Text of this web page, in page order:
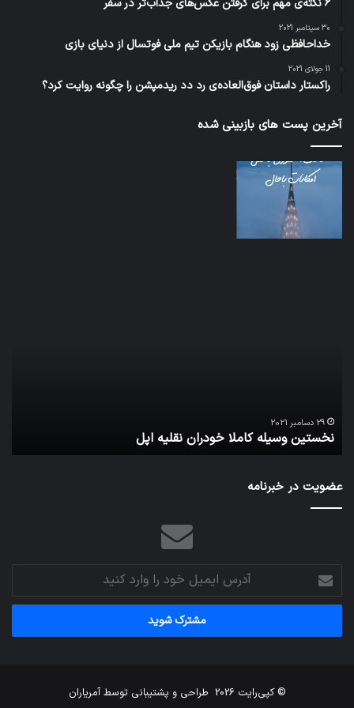
6 نکته‌ی مهم برای گرفتن عکس‌های جذاب‌تر در سفر
30 سپتامبر 2021
خداحافظی زود هنگام بازیکن تیم ملی فوتسال از دنیای بازی
11 جولای 2021
راکستار داستان فوق‌العاده‌ی رد دد ریدمپشن را چگونه روایت کرد؟
آخرین پست های بازبینی شده
29 دسامبر 2021
نخستین وسیله کاملا خودران نقلیه اپل
عضویت در خبرنامه
آدرس
ایمیل
خود
وارد
© کپی‌رایت 2026 طراحی و پشتیبانی توسطآمریاران